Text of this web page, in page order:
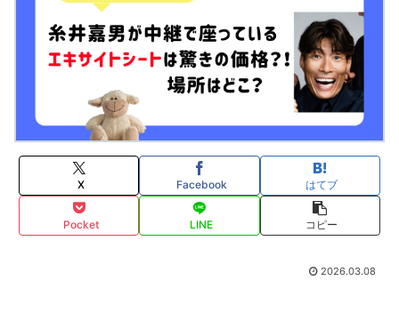
X Facebook はてブ
Pocket LINE コピー
2026.03.08